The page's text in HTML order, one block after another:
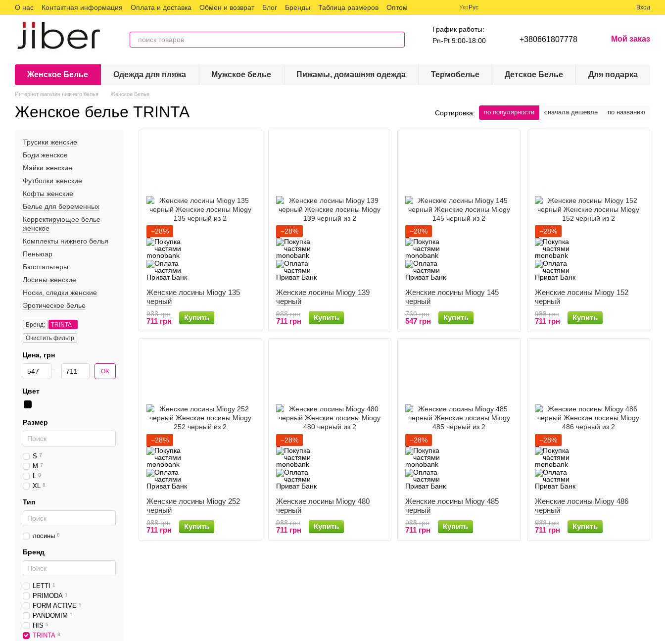
Перейти к основному контенту
О нас Контактная информация Оплата и доставка Обмен и возврат Блог Бренды Таблица размеров Оптом Укр Рус Вход
График работы:
Pn-Pt 9:00-18:00
+380661807778 Мой заказ
Женское Белье Одежда для пляжа Мужское белье Пижамы, домашняя одежда Термобелье Детское Белье Для подарка
Интернет магазин нижнего белья Женское Белье
Женское белье TRINTA Сортировка: по популярности сначала дешевле по названию
−28%
Женские лосины Miogy 135
черный
988 грн
711 грн Купить
−28%
Женские лосины Miogy 139
черный
988 грн
711 грн Купить
−28%
Женские лосины Miogy 145
черный
760 грн
547 грн Купить
−28%
Женские лосины Miogy 152
черный
988 грн
711 грн Купить
−28%
Женские лосины Miogy 252
черный
988 грн
711 грн Купить
−28%
Женские лосины Miogy 480
черный
988 грн
711 грн Купить
−28%
Женские лосины Miogy 485
черный
988 грн
711 грн Купить
−28%
Женские лосины Miogy 486
черный
988 грн
711 грн Купить
Трусики женские
Боди женское
Майки женские
Футболки женские
Кофты женские
Белье для беременных
Корректирующее белье
женское
Комплекты нижнего белья
Пеньюар
Бюстгальтеры
Лосины женские
Носки, следки женские
Эротическое белье
Бренд:
TRINTA
Очистить фильтр
Цена, грн
От Цена, грн
До Цена, грн OK
Цвет
Размер
S 7
M 7
L 8
XL 8
Тип
лосины 8
Бренд
LETTI 1
PRIMODA 1
FORM ACTIVE 5
PANDOMIM 1
HIS 5
TRINTA 8